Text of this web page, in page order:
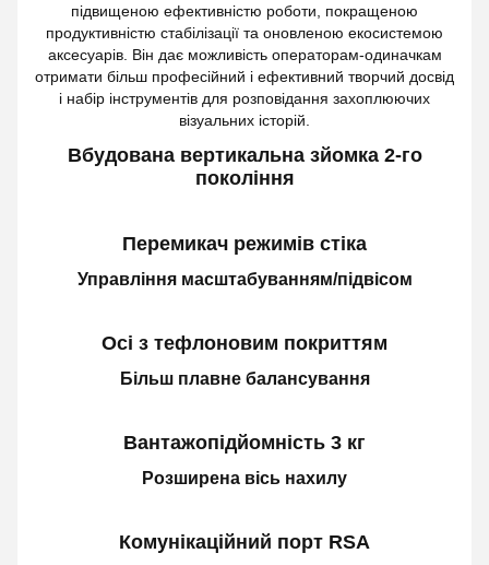
підвищеною ефективністю роботи, покращеною
продуктивністю стабілізації та оновленою екосистемою
аксесуарів. Він дає можливість операторам-одиначкам
отримати більш професійний і ефективний творчий досвід
і набір інструментів для розповідання захоплюючих
візуальних історій.
Вбудована вертикальна зйомка 2-го
покоління
Перемикач режимів стіка
Управління масштабуванням/підвісом
Осі з тефлоновим покриттям
Більш плавне балансування
Вантажопідйомність 3 кг
Розширена вісь нахилу
Комунікаційний порт RSA